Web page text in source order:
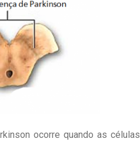
ocorre quando as células